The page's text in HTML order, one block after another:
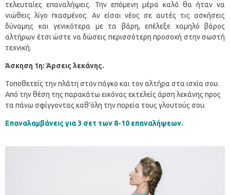
τελευταίες επαναλήψεις. Την επόμενη μέρα καλό θα ήταν να
νιώθεις λίγο πιασμένος. Αν είσαι νέος σε αυτές τις ασκήσεις
δύναμης και γενικότερα με τα βάρη, επέλεξε χαμηλό βάρος
αλτήρων έτσι ώστε να δώσεις περισσότερη προσοχή στην σωστή
τεχνική.
Άσκηση 1η: Άρσεις λεκάνης.
Τοποθετείς την πλάτη στον πάγκο και τον αλτήρα στα ισχία σου.
Από την θέση της παρακάτω εικόνας εκτελείς άρση λεκάνης προς
τα πάνω σφίγγοντας καθ’όλη την πορεία τους γλουτούς σου.
Επαναλαμβάνεις για 3 σετ των 8-10 επαναλήψεων.